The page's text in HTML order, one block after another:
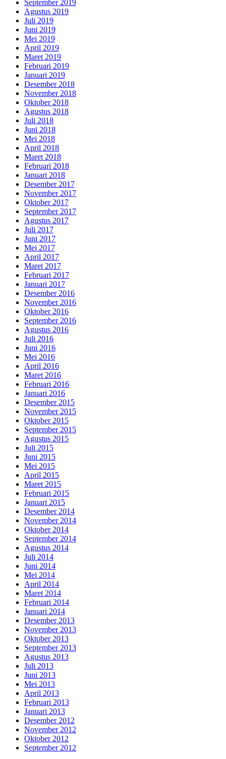
September 2019
Agustus 2019
Juli 2019
Juni 2019
Mei 2019
April 2019
Maret 2019
Februari 2019
Januari 2019
Desember 2018
November 2018
Oktober 2018
Agustus 2018
Juli 2018
Juni 2018
Mei 2018
April 2018
Maret 2018
Februari 2018
Januari 2018
Desember 2017
November 2017
Oktober 2017
September 2017
Agustus 2017
Juli 2017
Juni 2017
Mei 2017
April 2017
Maret 2017
Februari 2017
Januari 2017
Desember 2016
November 2016
Oktober 2016
September 2016
Agustus 2016
Juli 2016
Juni 2016
Mei 2016
April 2016
Maret 2016
Februari 2016
Januari 2016
Desember 2015
November 2015
Oktober 2015
September 2015
Agustus 2015
Juli 2015
Juni 2015
Mei 2015
April 2015
Maret 2015
Februari 2015
Januari 2015
Desember 2014
November 2014
Oktober 2014
September 2014
Agustus 2014
Juli 2014
Juni 2014
Mei 2014
April 2014
Maret 2014
Februari 2014
Januari 2014
Desember 2013
November 2013
Oktober 2013
September 2013
Agustus 2013
Juli 2013
Juni 2013
Mei 2013
April 2013
Februari 2013
Januari 2013
Desember 2012
November 2012
Oktober 2012
September 2012